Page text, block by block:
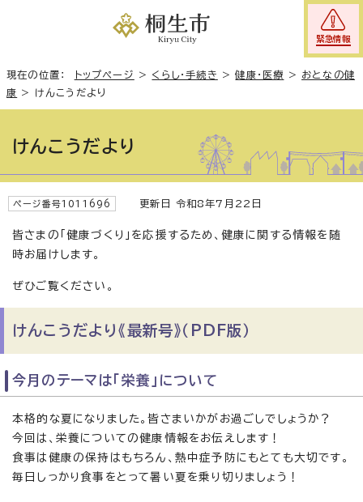
緊急情報
現在の位置： トップページ > くらし・手続き >健康・医療 > おとなの健
康 > けんこうだより
けんこうだより
ページ番号1011696 更新日 令和8年7月22日
皆さまの「健康づくり」を応援するため、健康に関する情報を随
時お届けします。
ぜひご覧ください。
けんこうだより《最新号》（PDF版）
今月のテーマは「栄養」について
本格的な夏になりました。皆さまいかがお過ごしでしょうか？
今回は、栄養についての健康情報をお伝えします！
食事は健康の保持はもちろん、熱中症予防にもとても大切です。
毎日しっかり食事をとって暑い夏を乗り切りましょう！